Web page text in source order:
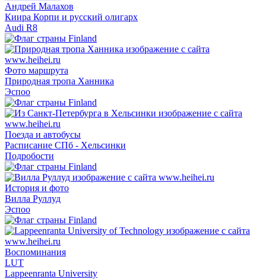
Андрей Малахов
Киира Корпи и русский олигарх
Audi R8
Фото маршрута
Природная тропа Ханника
Эспоо
Поезда и автобусы
Расписание СПб - Хельсинки
Подробости
История и фото
Вилла Руллуд
Эспоо
Воспоминания
LUT
Lappeenranta University